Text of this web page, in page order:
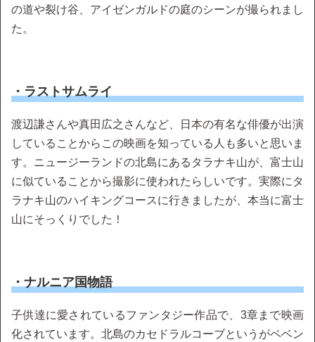
の道や裂け谷、アイゼンガルドの庭のシーンが撮られまし
た。
・ラストサムライ
渡辺謙さんや真田広之さんなど、日本の有名な俳優が出演
していることからこの映画を知っている人も多いと思いま
す。ニュージーランドの北島にあるタラナキ山が、富士山
に似ていることから撮影に使われたらしいです。実際にタ
ラナキ山のハイキングコースに行きましたが、本当に富士
山にそっくりでした！
・ナルニア国物語
子供達に愛されているファンタジー作品で、3章まで映画
化されています。北島のカセドラルコーブというがペベン